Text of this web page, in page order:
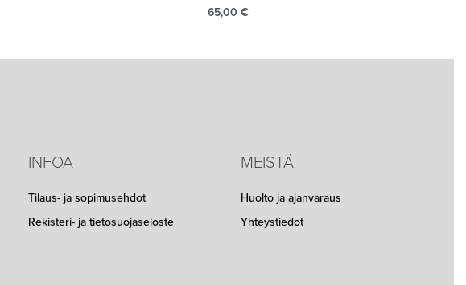
65,00 €
INFOA
Tilaus- ja sopimusehdot
Rekisteri- ja tietosuojaseloste
MEISTÄ
Huolto ja ajanvaraus
Yhteystiedot